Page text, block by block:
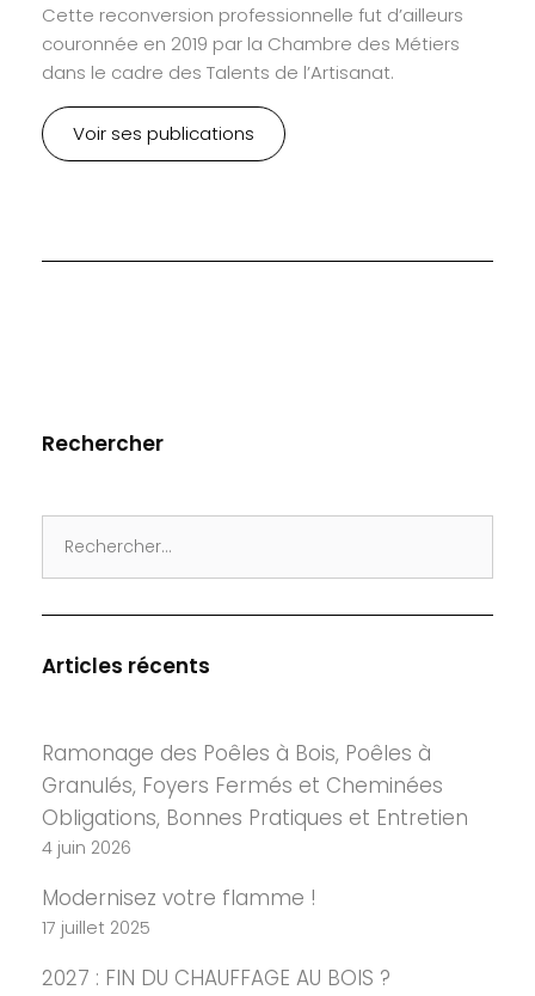
Cette reconversion professionnelle fut d’ailleurs
couronnée en 2019 par la Chambre des Métiers
dans le cadre des Talents de l’Artisanat.
Voir ses publications
Rechercher
for:
Articles récents
Ramonage des Poêles à Bois, Poêles à
Granulés, Foyers Fermés et Cheminées
Obligations, Bonnes Pratiques et Entretien
4 juin 2026
Modernisez votre flamme !
17 juillet 2025
2027 : FIN DU CHAUFFAGE AU BOIS ?